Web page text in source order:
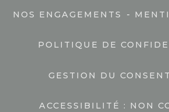
NOS ENGAGEMENTS -
POLITIQUE DE
GESTION DU
ACCESSIBILITÉ : NON